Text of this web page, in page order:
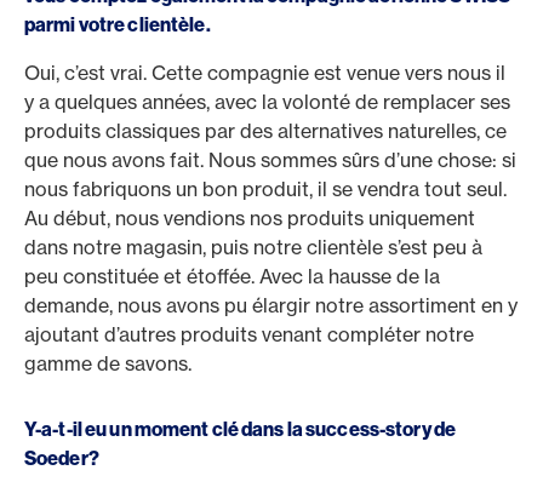
parmi votre clientèle.
Oui, c’est vrai. Cette compagnie est venue vers nous il
y a quelques années, avec la volonté de remplacer ses
produits classiques par des alternatives naturelles, ce
que nous avons fait. Nous sommes sûrs d’une chose: si
nous fabriquons un bon produit, il se vendra tout seul.
Au début, nous vendions nos produits uniquement
dans notre magasin, puis notre clientèle s’est peu à
peu constituée et étoffée. Avec la hausse de la
demande, nous avons pu élargir notre assortiment en y
ajoutant d’autres produits venant compléter notre
gamme de savons.
Y-a-t-il eu un moment clé dans la success-story de
Soeder?